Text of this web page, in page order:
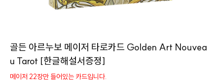
골든 아르누보 메이저 타로카드 Golden Art Nouvea
u Tarot [한글해설서증정]
메이저 22장만 들어있는 카드입니다.